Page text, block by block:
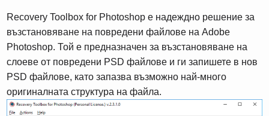
Recovery Toolbox for Photoshop е надеждно решение за
възстановяване на повредени файлове на Adobe
Photoshop. Той е предназначен за възстановяване на
слоеве от повредени PSD файлове и ги запишете в нов
PSD файлове, като запазва възможно най-много
оригиналната структура на файла.